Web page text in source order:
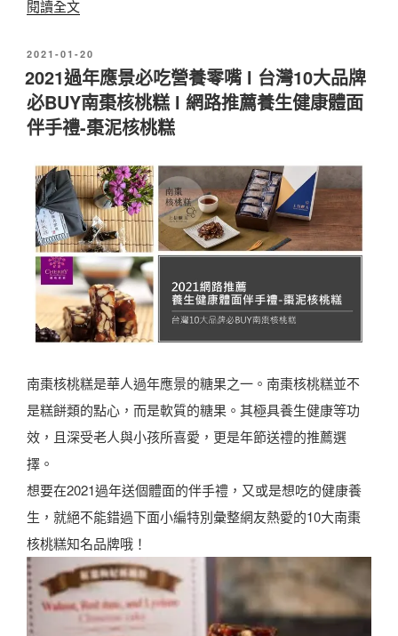
！
款
年
節
禮
盒
薦
，
送
禮
小
天
才
是
你
！
閱讀全文〈
0
2
1
過
年
禮
盒
｜
台
式
糕
酥
餅
8
｜
過
年
送
禮
推
發
佈
於
2021-01-20
2021過年應景必吃營養零嘴 l 台灣10大品牌
必BUY南棗核桃糕 l 網路推薦養生健康體面
伴手禮-棗泥核桃糕
南棗核桃糕是華人過年應景的糖果之一。南棗核桃糕並不
是糕餅類的點心，而是軟質的糖果。其極具養生健康等功
效，且深受老人與小孩所喜愛，更是年節送禮的推薦選
擇。
想要在2021過年送個體面的伴手禮，又或是想吃的健康養
生，就絕不能錯過下面小編特別彙整網友熱愛的10大南棗
核桃糕知名品牌哦！